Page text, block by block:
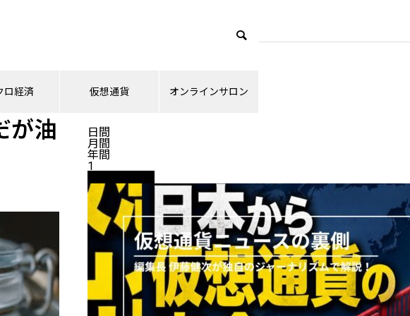
ロ経済 仮想通貨 オンラインサロン
が油
ランキング
日間
月間
年間
1